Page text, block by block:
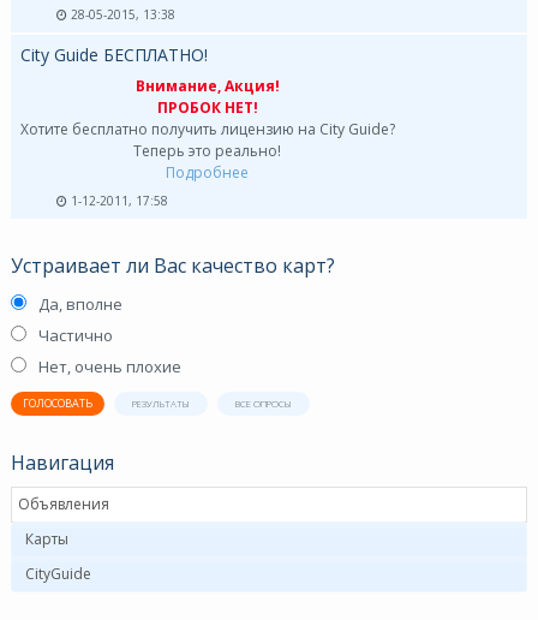
28-05-2015, 13:38
City Guide БЕСПЛАТНО!
Внимание, Акция!
ПРОБОК НЕТ!
Хотите бесплатно получить лицензию на City Guide?
Теперь это реально!
Подробнее
1-12-2011, 17:58
Устраивает ли Вас качество карт?
Да, вполне
Частично
Нет, очень плохие
ГОЛОСОВАТЬ РЕЗУЛЬТАТЫ ВСЕ ОПРОСЫ
Навигация
Объявления
Карты
CityGuide